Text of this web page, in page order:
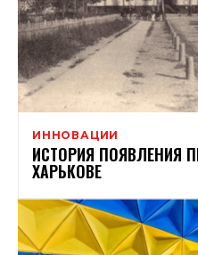
ИННОВАЦИИ
ИСТОРИЯ ПОЯВЛЕНИЯ
ХАРЬКОВЕ